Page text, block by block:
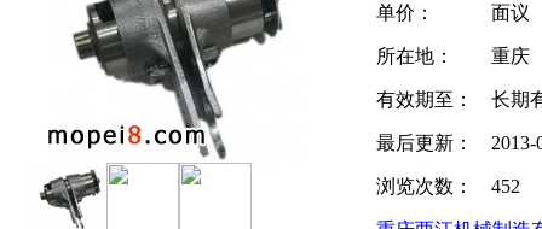
单价： 面议
所在地： 重庆
有效期至： 长期
最后更新： 2013-
浏览次数： 452